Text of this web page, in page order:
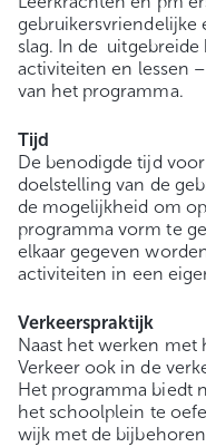
gebruikersvriendelijke
slag. In de uitgebreide
activiteiten en lessen
van het programma.
Tijd
De benodigde tijd
doelstelling van de
de mogelijkheid om
programma vorm te
elkaar gegeven
activiteiten in een
Verkeerspraktijk
Naast het werken met
Verkeer ook in de
Het programma biedt
het schoolplein te
wijk met de